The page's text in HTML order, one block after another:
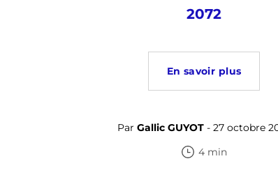
2072
En savoir plus
Par Gallic GUYOT- 27 octobre
4 min